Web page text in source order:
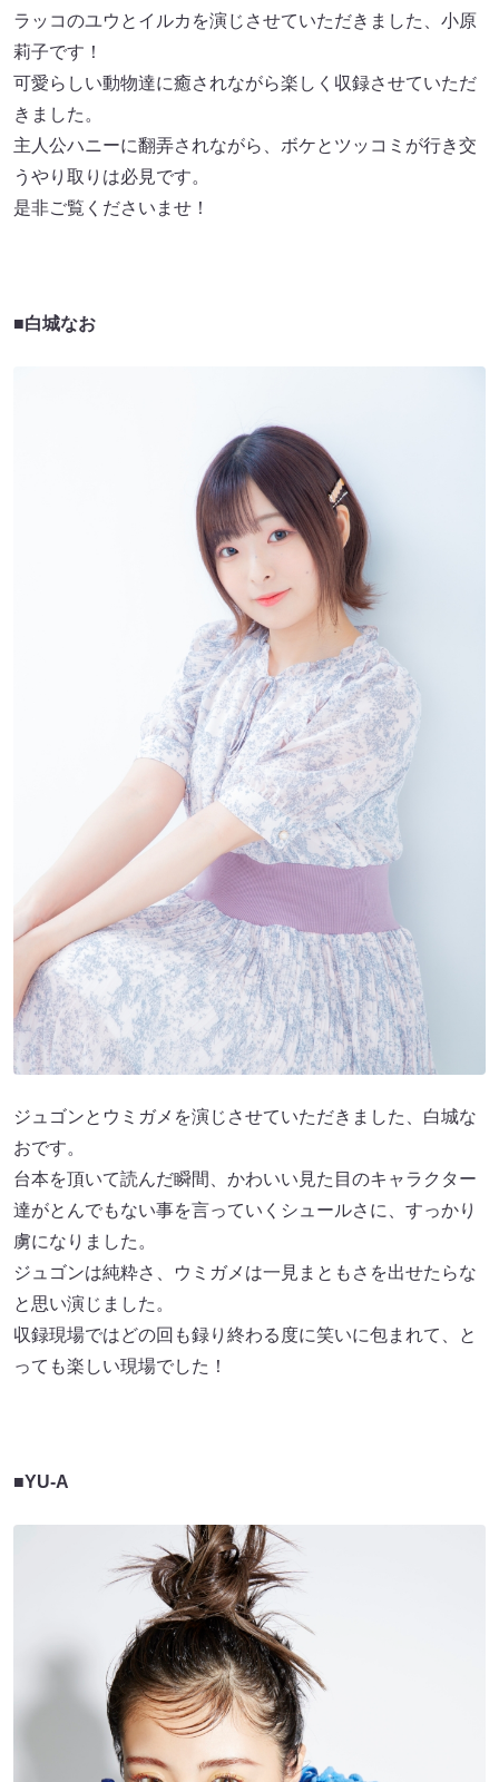
ラッコのユウとイルカを演じさせていただきました、小原
莉子です！
可愛らしい動物達に癒されながら楽しく収録させていただ
きました。
主人公ハニーに翻弄されながら、ボケとツッコミが行き交
うやり取りは必見です。
是非ご覧くださいませ！
■白城なお
ジュゴンとウミガメを演じさせていただきました、白城な
おです。
台本を頂いて読んだ瞬間、かわいい見た目のキャラクター
達がとんでもない事を言っていくシュールさに、すっかり
虜になりました。
ジュゴンは純粋さ、ウミガメは一見まともさを出せたらな
と思い演じました。
収録現場ではどの回も録り終わる度に笑いに包まれて、と
っても楽しい現場でした！
■YU-A